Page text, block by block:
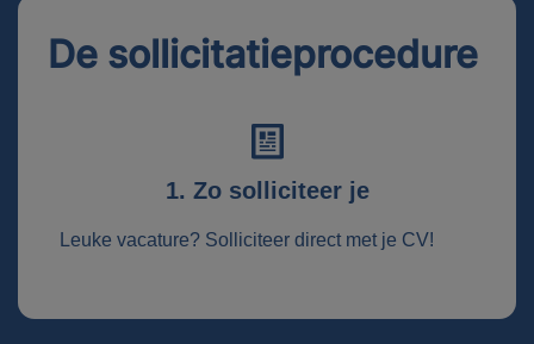
De sollicitatieprocedure
1. Zo solliciteer je
Leuke vacature? Solliciteer direct met je CV!